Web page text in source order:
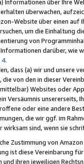
Informationen über Ihre
überwachen,
Website über einen
um die Einhaltung
von
darüber, wie
4.
dass (a) wir und
von den in dieser
Websites oder
Versäumnis unsererseits,
oder eine andere
die wir ggf. im
wirksam sind, wenn sie
Zustimmung von
ist diese Vereinbarung
und ihren jeweiligen